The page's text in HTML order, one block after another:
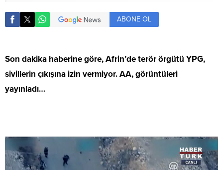
ABONE OL
Son dakika haberine göre, Afrin’de terör örgütü YPG,
sivillerin çıkışına izin vermiyor. AA, görüntüleri
yayınladı…